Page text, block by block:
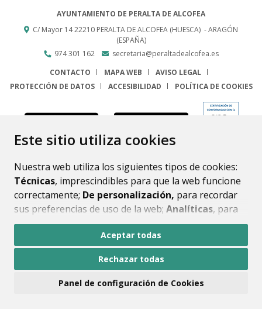
Este sitio utiliza cookies
Nuestra web utiliza los siguientes tipos de cookies:
Técnicas, imprescindibles para que la web funcione
correctamente; De personalización, para recordar
sus preferencias de uso de la web; Analíticas, para
mejorar el funcionamiento de la web y sus servicios.
Si acepta pulsando el botón“Aceptar todas”
consideramos que acepta su uso. Si pulsa el botón
ninguna acción, se guardarán las cookies técnicas
Aceptar todas
Rechazar todas
Panel de configuración de Cookies
AYUNTAMIENTO DE PERALTA DE ALCOFEA
C/ Mayor 1422210 PERALTA DE ALCOFEA (HUESCA) - ARAGÓN
(ESPAÑA)
974 301 162
secretaria@peraltadealcofea.es
CONTACTO
MAPA WEB
AVISO LEGAL
PROTECCIÓN DE DATOS
ACCESIBILIDAD POLÍTICA DE COOKIES